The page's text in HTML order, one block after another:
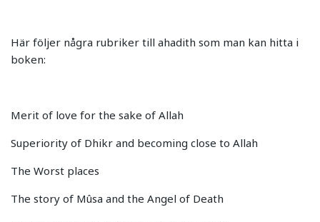
Här följer några rubriker till ahadith som man kan hitta i
boken:
Merit of love for the sake of Allah
Superiority of Dhikr and becoming close to Allah
The Worst places
The story of Mûsa and the Angel of Death